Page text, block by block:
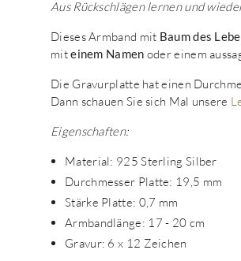
Aus Rückschlägen lernen und
Dieses Armband mit Baum des
miteinem Namen oder einem
Die Gravurplatte hat einen
Dann schauen Sie sich Mal unsere
Eigenschaften:
Material: 925 Sterling Silber
Durchmesser Platte: 19,5 mm
Stärke Platte: 0,7 mm
Armbandlänge: 17 - 20 cm
Gravur: 6 x 12 Zeichen